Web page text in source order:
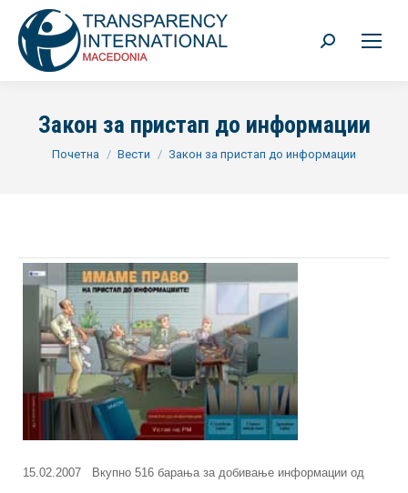
Search:
Закон за пристап до информации
You are here:
Почетна Вести Закон за пристап до информации
15.02.2007
Вкупно 516 барања за добивање информации од